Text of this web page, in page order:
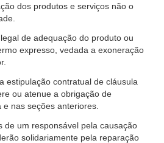
dos produtos e serviços não o
de adequação do produto ou
expresso, vedada a exoneração
estipulação contratual de cláusula
ou atenue a obrigação de
nas seções anteriores.
de um responsável pela causação
solidariamente pela reparação